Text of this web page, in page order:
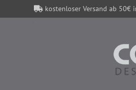
kostenloser Versand ab 50€